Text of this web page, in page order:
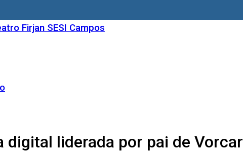
Firjan SESI Campos
digital liderada por pai de